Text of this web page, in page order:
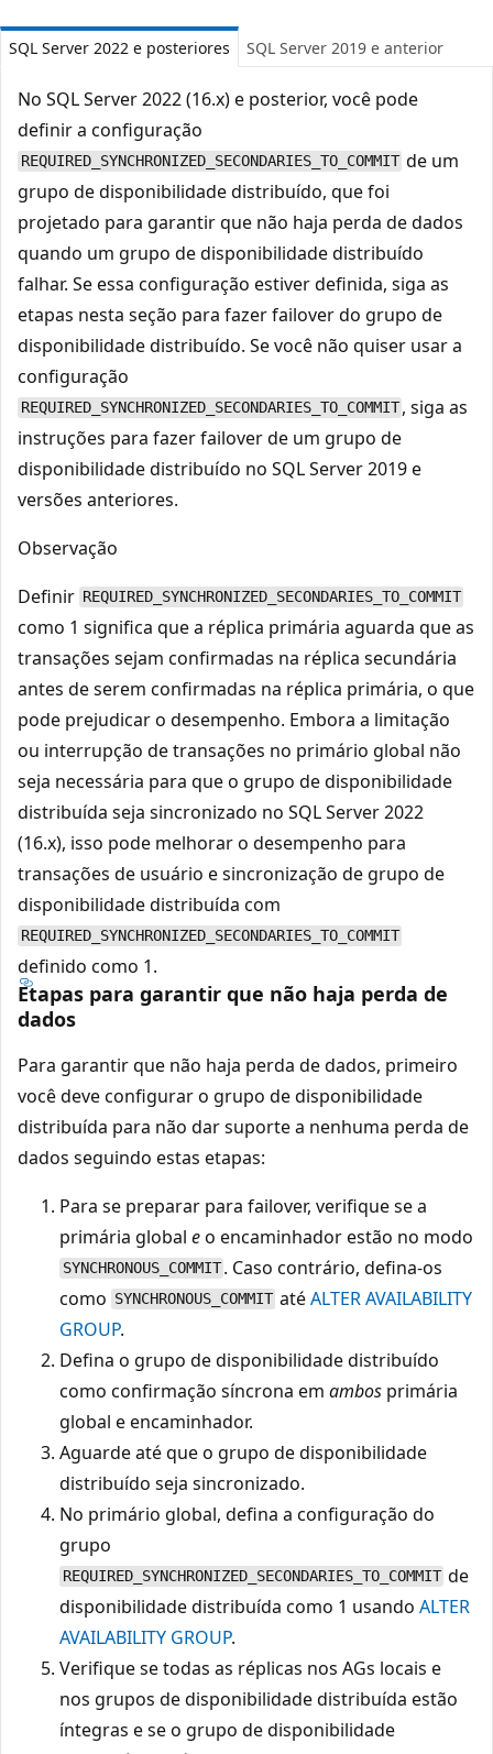
SQL Server 2022 e posteriores SQL Server 2019 e anterior
No SQL Server 2022 (16.x) e posterior, você pode
definir a configuração
REQUIRED_SYNCHRONIZED_SECONDARIES_TO_COMMIT de um
grupo de disponibilidade distribuído, que foi
projetado para garantir que não haja perda de dados
quando um grupo de disponibilidade distribuído
falhar. Se essa configuração estiver definida, siga as
etapas nesta seção para fazer failover do grupo de
disponibilidade distribuído. Se você não quiser usar a
configuração
REQUIRED_SYNCHRONIZED_SECONDARIES_TO_COMMIT , siga as
instruções para fazer failover de um grupo de
disponibilidade distribuído no SQL Server 2019 e
versões anteriores.
Observação
Definir REQUIRED_SYNCHRONIZED_SECONDARIES_TO_COMMIT
como 1 significa que a réplica primária aguarda que as
transações sejam confirmadas na réplica secundária
antes de serem confirmadas na réplica primária, o que
pode prejudicar o desempenho. Embora a limitação
ou interrupção de transações no primário global não
seja necessária para que o grupo de disponibilidade
distribuída seja sincronizado no SQL Server 2022
(16.x), isso pode melhorar o desempenho para
transações de usuário e sincronização de grupo de
disponibilidade distribuída com
REQUIRED_SYNCHRONIZED_SECONDARIES_TO_COMMIT
definido como 1.
Etapas para garantir que não haja perda de
dados
Para garantir que não haja perda de dados, primeiro
você deve configurar o grupo de disponibilidade
distribuída para não dar suporte a nenhuma perda de
dados seguindo estas etapas:
Para se preparar para failover, verifique se a
primária global eo encaminhador estão no modo
SYNCHRONOUS_COMMIT . Caso contrário, defina-os
como SYNCHRONOUS_COMMIT atéALTER AVAILABILITY
GROUP.
Defina o grupo de disponibilidade distribuído
como confirmação síncrona em ambos primária
global e encaminhador.
Aguarde até que o grupo de disponibilidade
distribuído seja sincronizado.
No primário global, defina a configuração do
grupo
REQUIRED_SYNCHRONIZED_SECONDARIES_TO_COMMIT de
disponibilidade distribuída como 1 usando ALTER
AVAILABILITY GROUP.
Verifique se todas as réplicas nos AGs locais e
nos grupos de disponibilidade distribuída estão
íntegras e se o grupo de disponibilidade